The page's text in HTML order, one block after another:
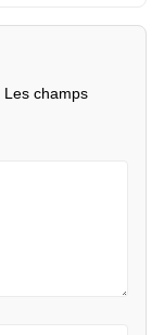
Les champs